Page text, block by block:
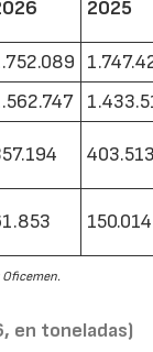
2025
150.014
en toneladas)